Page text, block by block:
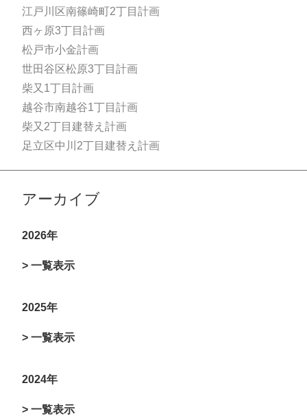
江戸川区南篠崎町2丁目計画
西ヶ原3丁目計画
松戸市小金計画
世田谷区松原3丁目計画
柴又1丁目計画
越谷市南越谷1丁目計画
柴又2丁目建替え計画
足立区中川2丁目建替え計画
アーカイブ
2026年
> 一覧表示
2025年
> 一覧表示
2024年
> 一覧表示